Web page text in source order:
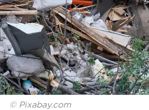
© Pixabay.com